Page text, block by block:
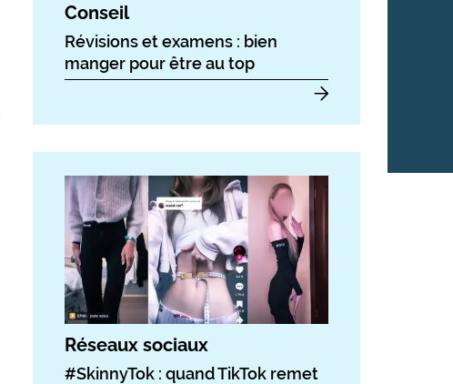
Conseil
Révisions et examens : bien
manger pour être au top
Réseaux sociaux
#SkinnyTok : quand TikTok remet